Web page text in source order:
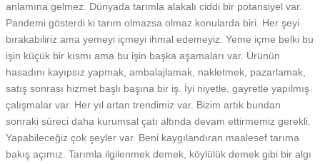
anlamına gelmez. Dünyada tarımla alakalı ciddi bir potansiyel var.
Pandemi gösterdi ki tarım olmazsa olmaz konularda biri. Her şeyi
bırakabiliriz ama yemeyi içmeyi ihmal edemeyiz. Yeme içme belki bu
işin küçük bir kısmı ama bu işin başka aşamaları var. Ürünün
hasadını kayıpsız yapmak, ambalajlamak, nakletmek, pazarlamak,
satış sonrası hizmet başlı başına bir iş. İyi niyetle, gayretle yapılmış
çalışmalar var. Her yıl artan trendimiz var. Bizim artık bundan
sonraki süreci daha kurumsal çatı altında devam ettirmemiz gerekli.
Yapabileceğiz çok şeyler var. Beni kaygılandıran maalesef tarıma
bakış açımız. Tarımla ilgilenmek demek, köylülük demek gibi bir algı